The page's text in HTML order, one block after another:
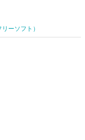
ーソフト）